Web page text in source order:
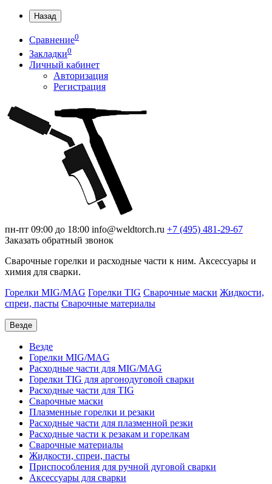
Назад
Сравнение0
Закладки0
Личный кабинет
Авторизация
Регистрация
пн-пт 09:00 до 18:00 info@weldtorch.ru +7 (495) 481-29-67
Заказать обратный звонок
Сварочные горелки и расходные части к ним. Аксессуары и
химия для сварки.
Горелки MIG/MAG Горелки TIG Сварочные маски Жидкости,
спреи, пасты Сварочные материалы
Везде
Везде
Горелки MIG/MAG
Расходные части для MIG/MAG
Горелки TIG для аргонодуговой сварки
Расходные части для TIG
Сварочные маски
Плазменные горелки и резаки
Расходные части для плазменной резки
Расходные части к резакам и горелкам
Сварочные материалы
Жидкости, спреи, пасты
Приспособления для ручной дуговой сварки
Аксессуары для сварки